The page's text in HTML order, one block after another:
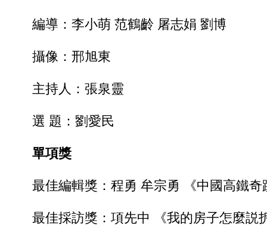
編導：李小萌 范鶴齡 屠志娟 劉博
攝像：邢旭東
主持人：張泉靈
選 題：劉愛民
單項獎
最佳編輯獎：程勇 牟宗勇 《中國高鐵奇
最佳採訪獎：項先中 《我的房子怎麼説